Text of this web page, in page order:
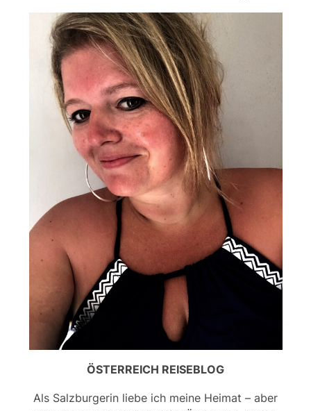
ÖSTERREICH REISEBLOG
Als Salzburgerin liebe ich meine Heimat – aber